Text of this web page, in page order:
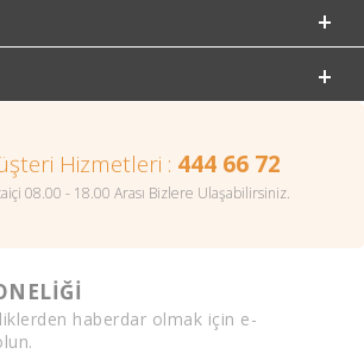
Hizmetleri : 444 66 72
08.00 - 18.00 Arası Bizlere Ulaşabilirsiniz.
haberdar olmak için e-